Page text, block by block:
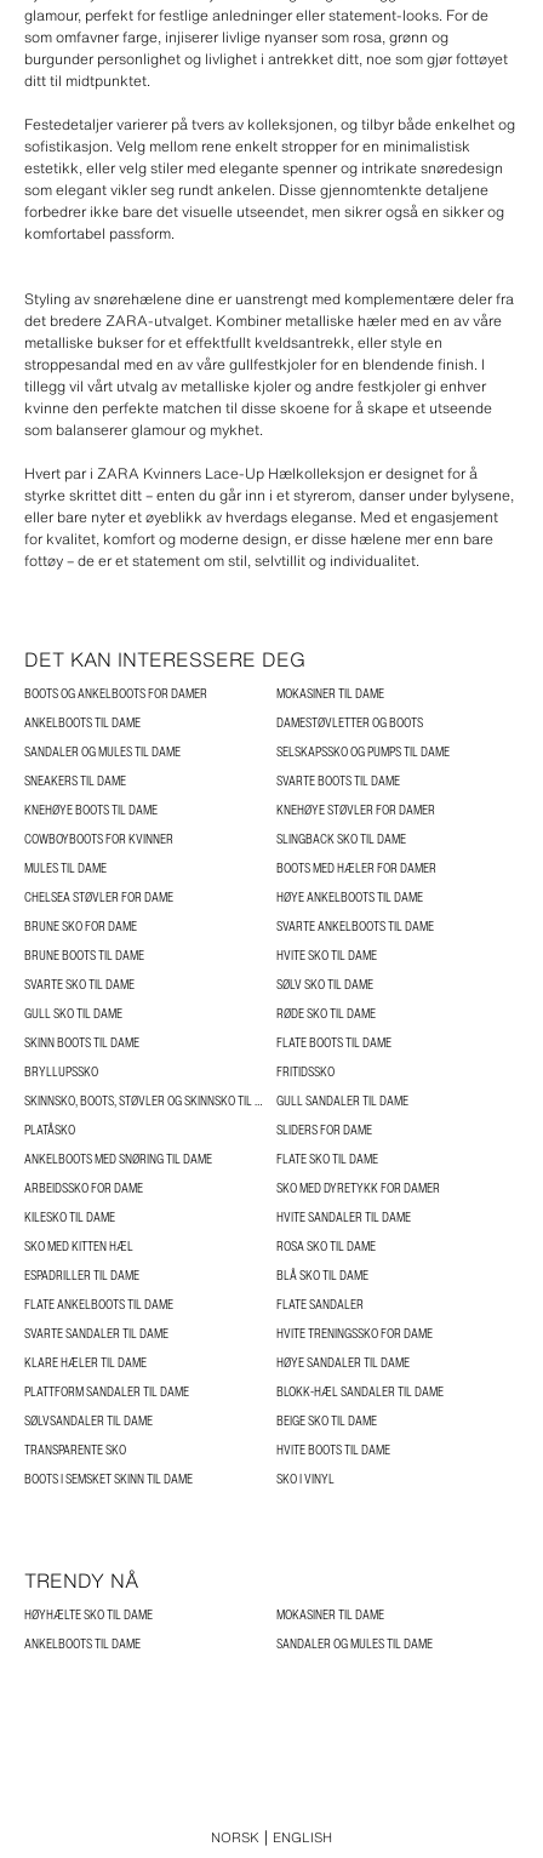
glamour, perfekt for festlige anledninger eller statement-looks. For de
som omfavner farge, injiserer livlige nyanser som rosa, grønn og
burgunder personlighet og livlighet i antrekket ditt, noe som gjør fottøyet
ditt til midtpunktet.
Festedetaljer varierer på tvers av kolleksjonen, og tilbyr både enkelhet og
sofistikasjon. Velg mellom rene enkelt stropper for en minimalistisk
estetikk, eller velg stiler med elegante spenner og intrikate snøredesign
som elegant vikler seg rundt ankelen. Disse gjennomtenkte detaljene
forbedrer ikke bare det visuelle utseendet, men sikrer også en sikker og
komfortabel passform.
Styling av snørehælene dine er uanstrengt med komplementære deler fra
det bredere ZARA-utvalget. Kombiner metalliske hæler med en av våre
metalliske bukser for et effektfullt kveldsantrekk, eller style en
stroppesandal med en av våre gullfestkjoler for en blendende finish. I
tillegg vil vårt utvalg av metalliske kjoler og andre festkjoler gi enhver
kvinne den perfekte matchen til disse skoene for å skape et utseende
som balanserer glamour og mykhet.
Hvert par i ZARA Kvinners Lace-Up Hælkolleksjon er designet for å
styrke skrittet ditt – enten du går inn i et styrerom, danser under bylysene,
eller bare nyter et øyeblikk av hverdags eleganse. Med et engasjement
for kvalitet, komfort og moderne design, er disse hælene mer enn bare
fottøy – de er et statement om stil, selvtillit og individualitet.
DET KAN INTERESSERE DEG
BOOTS OG ANKELBOOTS FOR DAMER
MOKASINER TIL DAME
ANKELBOOTS TIL DAME
DAMESTØVLETTER OG BOOTS
SANDALER OG MULES TIL DAME
SELSKAPSSKO OG PUMPS TIL DAME
SNEAKERS TIL DAME
SVARTE BOOTS TIL DAME
KNEHØYE BOOTS TIL DAME
KNEHØYE STØVLER FOR DAMER
COWBOYBOOTS FOR KVINNER
SLINGBACK SKO TIL DAME
MULES TIL DAME
BOOTS MED HÆLER FOR DAMER
CHELSEA STØVLER FOR DAME
HØYE ANKELBOOTS TIL DAME
BRUNE SKO FOR DAME
SVARTE ANKELBOOTS TIL DAME
BRUNE BOOTS TIL DAME
HVITE SKO TIL DAME
SVARTE SKO TIL DAME
SØLV SKO TIL DAME
GULL SKO TIL DAME
RØDE SKO TIL DAME
SKINN BOOTS TIL DAME
FLATE BOOTS TIL DAME
BRYLLUPSSKO
FRITIDSSKO
SKINNSKO, BOOTS, STØVLER OG SKINNSKO TIL DAME
GULL SANDALER TIL DAME
PLATÅSKO
SLIDERS FOR DAME
ANKELBOOTS MED SNØRING TIL DAME
FLATE SKO TIL DAME
ARBEIDSSKO FOR DAME
SKO MED DYRETYKK FOR DAMER
KILESKO TIL DAME
HVITE SANDALER TIL DAME
SKO MED KITTEN HÆL
ROSA SKO TIL DAME
ESPADRILLER TIL DAME
BLÅ SKO TIL DAME
FLATE ANKELBOOTS TIL DAME
FLATE SANDALER
SVARTE SANDALER TIL DAME
HVITE TRENINGSSKO FOR DAME
KLARE HÆLER TIL DAME
HØYE SANDALER TIL DAME
PLATTFORM SANDALER TIL DAME
BLOKK-HÆL SANDALER TIL DAME
SØLVSANDALER TIL DAME
BEIGE SKO TIL DAME
TRANSPARENTE SKO
HVITE BOOTS TIL DAME
BOOTS I SEMSKET SKINN TIL DAME
SKO I VINYL
TRENDY NÅ
HØYHÆLTE SKO TIL DAME
MOKASINER TIL DAME
ANKELBOOTS TIL DAME
SANDALER OG MULES TIL DAME
NORSK ENGLISH